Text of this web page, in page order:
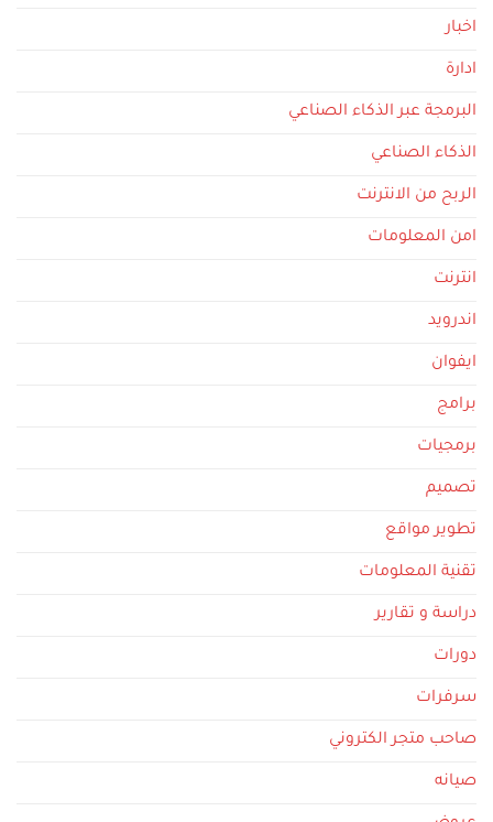
اخبار
ادارة
البرمجة عبر الذكاء الصناعي
الذكاء الصناعي
الربح من الانترنت
امن المعلومات
انترنت
اندرويد
ايفوان
برامج
برمجيات
تصميم
تطوير مواقع
تقنية المعلومات
دراسة و تقارير
دورات
سرفرات
صاحب متجر الكتروني
صيانه